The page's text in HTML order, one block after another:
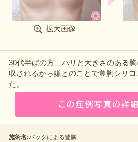
拡大画像
30代半ばの方、ハリと大きさのある
収されるから嫌とのことで豊胸シリ
た。
施術名:バッグによる豊胸